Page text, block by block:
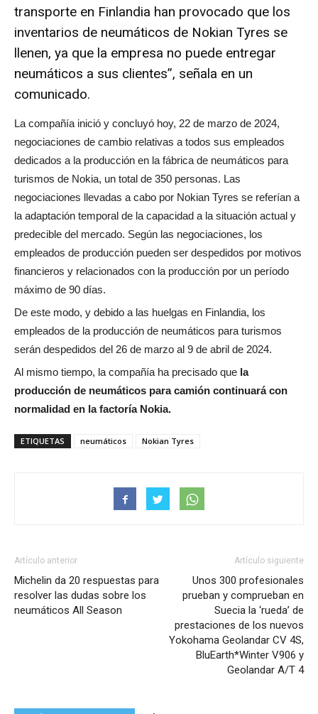
transporte en Finlandia han provocado que los
inventarios de neumáticos de Nokian Tyres se
llenen, ya que la empresa no puede entregar
neumáticos a sus clientes”, señala en un
comunicado.
La compañía inició y concluyó hoy, 22 de marzo de 2024,
negociaciones de cambio relativas a todos sus empleados
dedicados a la producción en la fábrica de neumáticos para
turismos de Nokia, un total de 350 personas. Las
negociaciones llevadas a cabo por Nokian Tyres se referían a
la adaptación temporal de la capacidad a la situación actual y
predecible del mercado. Según las negociaciones, los
empleados de producción pueden ser despedidos por motivos
financieros y relacionados con la producción por un período
máximo de 90 días.
De este modo, y debido a las huelgas en Finlandia, los
empleados de la producción de neumáticos para turismos
serán despedidos del 26 de marzo al 9 de abril de 2024.
Al mismo tiempo, la compañía ha precisado que la
producción de neumáticos para camión ​continuará con
normalidad en la factoría Nokia.
ETIQUETAS neumáticos Nokian Tyres
Artículo anterior
Michelin da 20 respuestas para
resolver las dudas sobre los
neumáticos All Season
Artículo siguiente
Unos 300 profesionales
prueban y comprueban en
Suecia la ‘rueda’ de
prestaciones de los nuevos
Yokohama Geolandar CV 4S,
BluEarth*Winter V906 y
Geolandar A/T 4